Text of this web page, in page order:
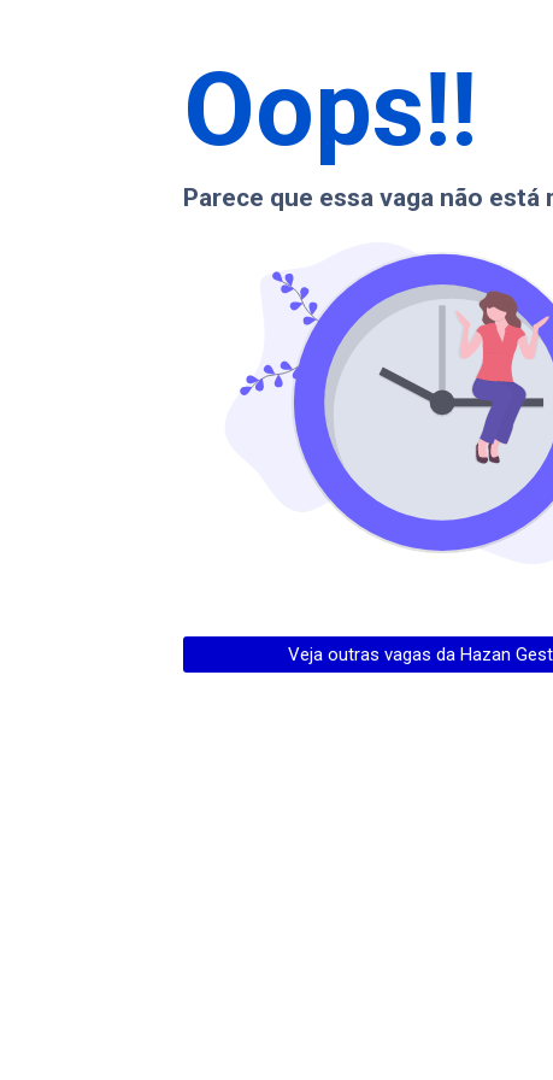
Oops!!
Parece que essa vaga não está
Veja outras vagas da Hazan